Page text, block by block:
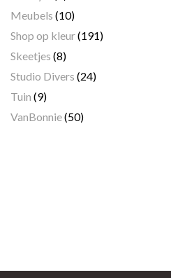
Meubels (10)
Shop op kleur(191)
Skeetjes (8)
Studio Divers (24)
Tuin (9)
VanBonnie(50)